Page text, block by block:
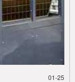
01-25
迎？
能大多数的人
本上也有着更